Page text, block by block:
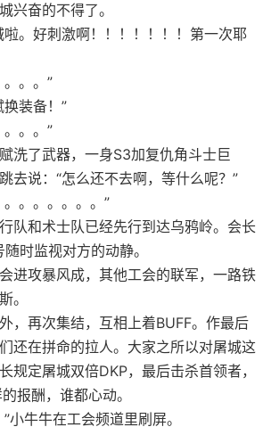
兴奋的不得了。
啦。好刺激啊！！！！！！！第一次耶
。。”
装备！”
。。”
洗了武器，一身S3加复仇角斗士巨
去说：“怎么还不去啊，等什么呢？”
。。。。。。”
队和术士队已经先行到达乌鸦岭。会长
时监视对方的动静。
进攻暴风成，其他工会的联军，一路铁
。
，再次集结，互相上着BUFF。作最后
还在拼命的拉人。大家之所以对屠城这
规定屠城双倍DKP，最后击杀首领者，
报酬，谁都心动。
小牛牛在工会频道里刷屏。